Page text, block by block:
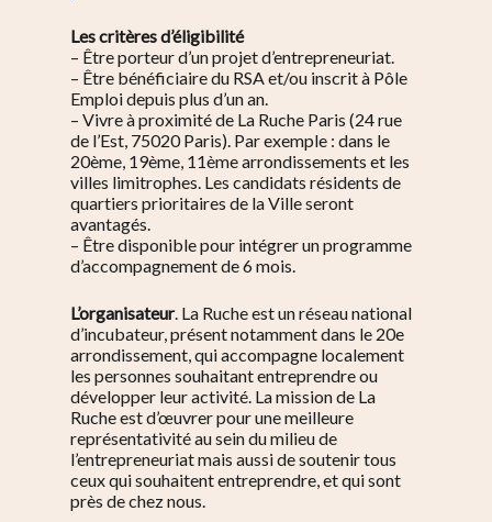
Les critères d’éligibilité
– Être porteur d’un projet d’entrepreneuriat.
– Être bénéficiaire du RSA et/ou inscrit à Pôle
Emploi depuis plus d’un an.
– Vivre à proximité de La Ruche Paris (24 rue
de l’Est, 75020 Paris). Par exemple : dans le
20ème, 19ème, 11ème arrondissements et les
villes limitrophes. Les candidats résidents de
quartiers prioritaires de la Ville seront
avantagés.
– Être disponible pour intégrer un programme
d’accompagnement de 6 mois.
L’organisateur. La Ruche est un réseau national
d’incubateur, présent notamment dans le 20e
arrondissement, qui accompagne localement
les personnes souhaitant entreprendre ou
développer leur activité. La mission de La
Ruche est d’œuvrer pour une meilleure
représentativité au sein du milieu de
l’entrepreneuriat mais aussi de soutenir tous
ceux qui souhaitent entreprendre, et qui sont
près de chez nous.
S’informer
Au quotidien
Se régaler